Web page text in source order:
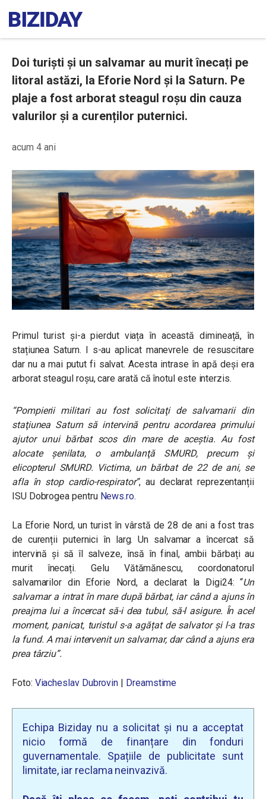
Doi turiști și un salvamar au murit înecați pe
litoral astăzi, la Eforie Nord și la Saturn. Pe
plaje a fost arborat steagul roșu din cauza
valurilor și a curenților puternici.
acum 4 ani
Primul turist și-a pierdut viața în această dimineață, în
stațiunea Saturn. I s-au aplicat manevrele de resuscitare
dar nu a mai putut fi salvat. Acesta intrase în apă deși era
arborat steagul roșu, care arată că înotul este interzis.
“Pompierii militari au fost solicitaţi de salvamarii din
staţiunea Saturn să intervină pentru acordarea primului
ajutor unui bărbat scos din mare de aceştia. Au fost
alocate şenilata, o ambulanţă SMURD, precum şi
elicopterul SMURD. Victima, un bărbat de 22 de ani, se
afla în stop cardio-respirator”, au declarat reprezentanții
ISU Dobrogea pentru News.ro.
La Eforie Nord, un turist în vârstă de 28 de ani a fost tras
de curenții puternici în larg. Un salvamar a încercat să
intervină și să îl salveze, însă în final, ambii bărbați au
murit înecați. Gelu Vătămănescu, coordonatorul
salvamarilor din Eforie Nord, a declarat la Digi24: “Un
salvamar a intrat în mare după bărbat, iar când a ajuns în
preajma lui a încercat să-i dea tubul, să-l asigure. În acel
moment, panicat, turistul s-a agățat de salvator și l-a tras
la fund. A mai intervenit un salvamar, dar când a ajuns era
prea târziu”.
Foto: Viacheslav Dubrovin Dreamstime
Echipa Biziday nu a solicitat și nu a acceptat
nicio formă de finanțare din fonduri
guvernamentale. Spațiile de publicitate sunt
limitate, iar reclama neinvazivă.